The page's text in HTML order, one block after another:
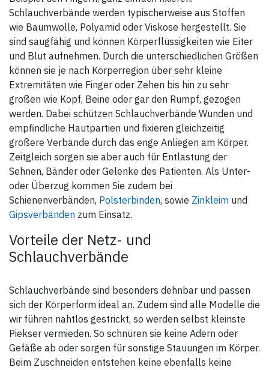
Gr. 7 = Große Rumpfverbände
Charakteristik:
Durch die hohe Elastizität und
Rückstellkraft von Stülpa-fix
werden Wundauflagen auch
bei extremen Bewegungen
sicher fixiert. Verbände aus
Stülpa-fix sitzen faltenlos,
ohne einzuschnüren; sie
rutschen nicht und leiern nicht
aus.
Stülpa-fix lässt sich einfach
anlegen. Der Netzschlauch
kann an jeder beliebigen Stelle
und in jeder Richtung
durchtrennt werden, ohne
dabei einzureißen oder
auszufransen.
Zum Auswechseln der
Wundauflage braucht der
Verband nicht entfernt zu
lediglich etwas angehoben
und die Kompresse erneuert.
Der hohe Baumwollanteil
ist unempfindlich gegen Fette,
Salben und Schweiß.
Stülpa-fix ist sterilisierbar
(Dampf A 134 °C).
Schlauchverbände werden typischerweise aus Stoffen
wie Baumwolle, Polyamid oder Viskose hergestellt. Sie
sind saugfähig und können Körperflüssigkeiten wie Eiter
und Blut aufnehmen. Durch die unterschiedlichen Größen
können sie je nach Körperregion über sehr kleine
Extremitäten wie Finger oder Zehen bis hin zu sehr
großen wie Kopf, Beine oder gar den Rumpf, gezogen
werden. Dabei schützen Schlauchverbände Wunden und
empfindliche Hautpartien und fixieren gleichzeitig
größere Verbände durch das enge Anliegen am Körper.
Zeitgleich sorgen sie aber auch für Entlastung der
Sehnen, Bänder oder Gelenke des Patienten. Als Unter-
oder Überzug kommen Sie zudem bei
Schienenverbänden, Polsterbinden, sowie Zinkleim und
Gipsverbänden zum Einsatz.
Vorteile der Netz- und
Schlauchverbände
Schlauchverbände sind besonders dehnbar und passen
sich der Körperform ideal an. Zudem sind alle Modelle die
wir führen nahtlos gestrickt, so werden selbst kleinste
Piekser vermieden. So schnüren sie keine Adern oder
Gefäße ab oder sorgen für sonstige Stauungen im Körper.
Beim Zuschneiden entstehen keine ebenfalls keine